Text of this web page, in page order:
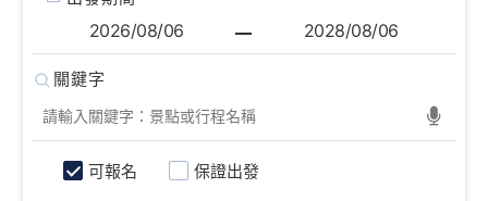
可報名 保證出發